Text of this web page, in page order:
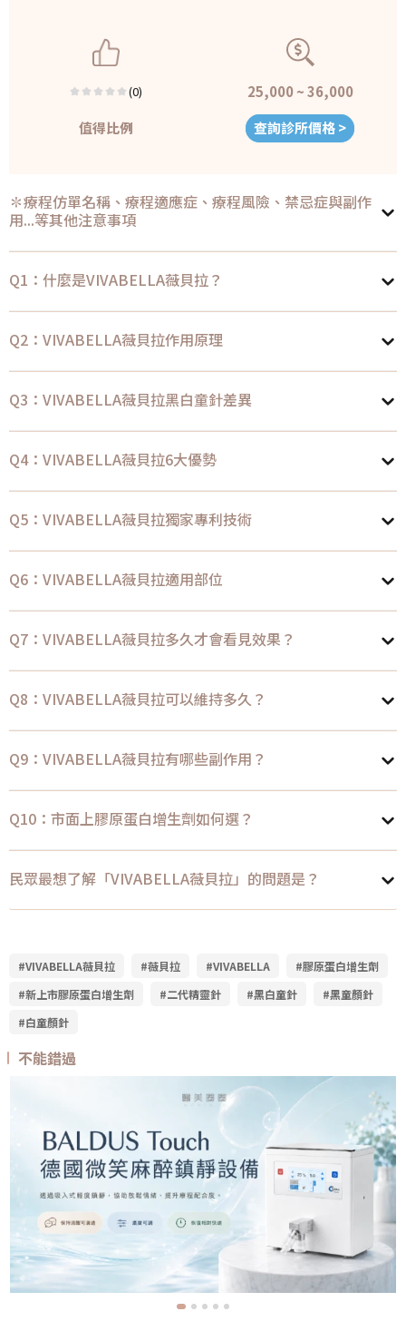
(0)
值得比例
25,000 ~ 36,000
查詢診所價格 >
✽療程仿單名稱、療程適應症、療程風險、禁忌症與副作
用...等其他注意事項
Q1：什麼是VIVABELLA薇貝拉？
Q2：VIVABELLA薇貝拉作用原理
Q3：VIVABELLA薇貝拉黑白童針差異
Q4：VIVABELLA薇貝拉6大優勢
Q5：VIVABELLA薇貝拉獨家專利技術
Q6：VIVABELLA薇貝拉適用部位
Q7：VIVABELLA薇貝拉多久才會看見效果？
Q8：VIVABELLA薇貝拉可以維持多久？
Q9：VIVABELLA薇貝拉有哪些副作用？
Q10：市面上膠原蛋白增生劑如何選？
民眾最想了解「VIVABELLA薇貝拉」的問題是？
#VIVABELLA薇貝拉 #薇貝拉 #VIVABELLA
#膠原蛋白增生劑
#新上市膠原蛋白增生劑
#二代精靈針 #黑白童針
#黑童顏針
#白童顏針
不能錯過